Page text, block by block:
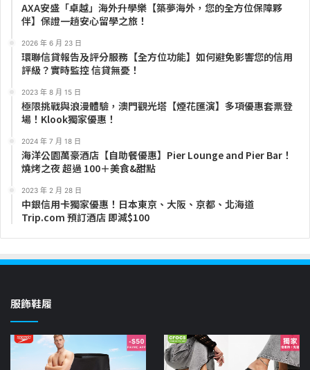
AXA安盛「卓越」海外升學樂【築夢海外，您的全方位保障夥
伴】保證一趟安心留學之旅！
2026 年 6 月 23 日
環聯信貸報告及評分服務【全方位功能】如何避免影響您的信用
評級？實時監控 信貸無憂！
2023 年 8 月 15 日
極限挑戰與浪漫體驗，澳門觀光塔【煙花匯演】多項優惠套票登
場！Klook獨家優惠！
2024 年 7 月 18 日
海洋公園萬豪酒店【自助餐優惠】Pier Lounge and Pier Bar！
燒烤之夜 超過 100＋美食&甜點
2023 年 2 月 28 日
中銀信用卡獨家優惠！日本東京、大阪、京都、北海道
Trip.com 預訂酒店 即減$100
服飾鞋履